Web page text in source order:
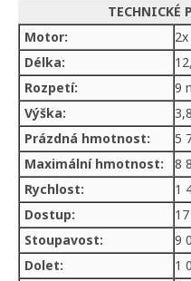
TECHNICKÉ
Motor:
Délka:
Rozpetí:
9
Výška:
Prázdná hmotnost:
5
Maximální hmotnost:
8
Rychlost:
1
Dostup:
Stoupavost:
9
Dolet:
1